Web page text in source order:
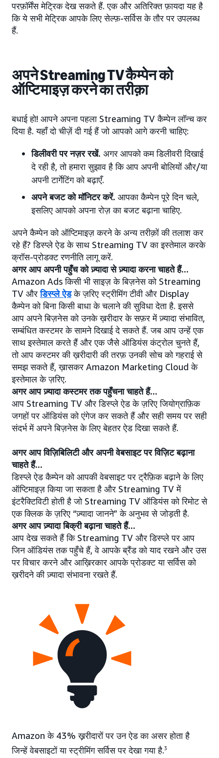
परफ़ॉर्मेंस मेट्रिक देख सकते हैं. एक और अतिरिक्त फ़ायदा यह है
कि ये सभी मेट्रिक आपके लिए सेल्फ़-सर्विस के तौर पर उपलब्ध
हैं.
अपने Streaming TV कैम्पेन को
ऑप्टिमाइज़ करने का तरीक़ा
बधाई हो! आपने अपना पहला Streaming TV कैम्पेन लॉन्च कर
दिया है. यहाँ दो चीज़ें दी गई हैं जो आपको आगे करनी चाहिए:
डिलीवरी पर नज़र रखें. अगर आपको कम डिलीवरी दिखाई
दे रही है, तो हमारा सुझाव है कि आप अपनी बोलियों और/या
अपनी टार्गेटिंग को बढ़ाएँ.
अपने बजट को मॉनिटर करें. आपका कैम्पेन पूरे दिन चले,
इसलिए आपको अपना रोज़ का बजट बढ़ाना चाहिए.
अपने कैम्पेन को ऑप्टिमाइज़ करने के अन्य तरीक़ों की तलाश कर
रहे हैं? डिस्प्ले ऐड के साथ Streaming TV का इस्तेमाल करके
क्रॉस-प्रोडक्ट रणनीति लागू करें.
अगर आप अपनी पहुँच को ज़्यादा से ज़्यादा करना चाहते हैं...
Amazon Ads किसी भी साइज़ के बिज़नेस को Streaming
TV औरडिस्प्ले ऐडके ज़रिए स्ट्रीमिंग टीवी और Display
कैम्पेन को बिना किसी बाधा के चलाने की सुविधा देता है. इससे
आप अपने बिज़नेस को उनके ख़रीदार के सफ़र में ज़्यादा संभावित,
सम्बंधित कस्टमर के सामने दिखाई दे सकते हैं. जब आप उन्हें एक
साथ इस्तेमाल करते हैं और एक जैसे ऑडियंस कंट्रोल चुनते हैं,
तो आप कस्टमर की ख़रीदारी की तरफ़ उनकी सोच को गहराई से
समझ सकते हैं, ख़ासकर Amazon Marketing Cloud के
इस्तेमाल के ज़रिए.
अगर आप ज़्यादा कस्टमर तक पहुँचना चाहते हैं...
आप Streaming TV और डिस्प्ले ऐड के ज़रिए जियोग्राफ़िक
जगहों पर ऑडियंस को एंगेज कर सकते हैं और सही समय पर सही
संदर्भ में अपने बिज़नेस के लिए बेहतर ऐड दिखा सकते हैं.
अगर आप विज़िबिलिटी और अपनी वेबसाइट पर विज़िट बढ़ाना
चाहते हैं...
डिस्प्ले ऐड कैम्पेन को आपकी वेबसाइट पर ट्रैफ़िक बढ़ाने के लिए
ऑप्टिमाइज़ किया जा सकता है और Streaming TV में
इंटरैक्टिविटी होती है जो Streaming TV ऑडियंस को रिमोट से
एक क्लिक के ज़रिए “ज़्यादा जानने” के अनुभव से जोड़ती है.
अगर आप ज़्यादा बिक्री बढ़ाना चाहते हैं...
आप देख सकते हैं कि Streaming TV और डिस्प्ले पर आप
जिन ऑडियंस तक पहुँचे हैं, वे आपके ब्रैंड को याद रखने और उस
पर विचार करने और आख़िरकार आपके प्रोडक्ट या सर्विस को
ख़रीदने की ज़्यादा संभावना रखते हैं.
Amazon के 43% ख़़रीदारों पर उन ऐड का असर होता है
जिन्हें वेबसाइटों या स्ट्रीमिंग सर्विस पर देखा गया है.3